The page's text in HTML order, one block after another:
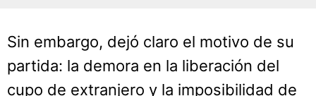
Sin embargo, dejó claro el motivo de su
partida: la demora en la liberación del
cupo de extranjero y la imposibilidad de